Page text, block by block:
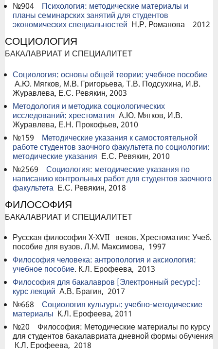
№904 Психология: методические материалы и
планы семинарских занятий для студентов
экономических специальностей Н.Р. Романова 2012
СОЦИОЛОГИЯ
БАКАЛАВРИАТ И СПЕЦИАЛИТЕТ
Социология: основы общей теории: учебное пособие
А.Ю. Мягков, М.В. Григорьева, Т.В. Подсухина, И.В.
Журавлева, Е.С. Ревякин, 2003
Методология и методика социологических
исследований: хрестоматия А.Ю. Мягков, И.В.
Журавлева, Е.Н. Прокофьев, 2010
№159 Методические указания к самостоятельной
работе студентов заочного факультета по социологии:
методические указания Е.С. Ревякин, 2010
№2569 Социология: методические указания по
написанию контрольных работ для студентов заочного
факультета Е.С. Ревякин, 2018
ФИЛОСОФИЯ
БАКАЛАВРИАТ И СПЕЦИАЛИТЕТ
Русская философия X-XVII веков. Хрестоматия: Учеб.
пособие для вузов. Л.М. Максимова, 1997
Философия человека: антропология и аксиология:
учебное пособие. К.Л. Ерофеева, 2013
Философия для бакалавров [Электронный ресурс]:
курс лекций А.В. Брагин, 2017
№668 Социология культуры: учебно-методические
материалы К.Л. Ерофеева, 2011
№20 Философия: Методические материалы по курсу
для студентов бакалавриата дневной формы обучения
К.Л. Ерофеева, 2018